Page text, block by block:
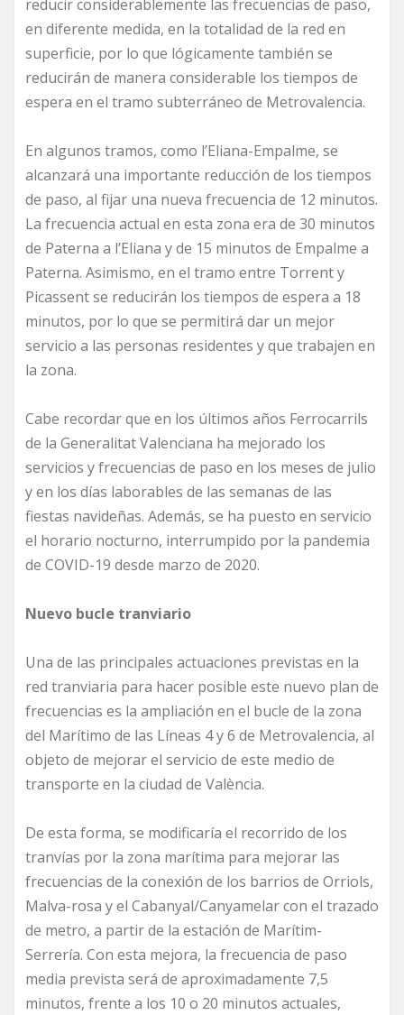
reducir considerablemente las frecuencias de paso,
en diferente medida, en la totalidad de la red en
superficie, por lo que lógicamente también se
reducirán de manera considerable los tiempos de
espera en el tramo subterráneo de Metrovalencia.
En algunos tramos, como l’Eliana-Empalme, se
alcanzará una importante reducción de los tiempos
de paso, al fijar una nueva frecuencia de 12 minutos.
La frecuencia actual en esta zona era de 30 minutos
de Paterna a l’Eliana y de 15 minutos de Empalme a
Paterna. Asimismo, en el tramo entre Torrent y
Picassent se reducirán los tiempos de espera a 18
minutos, por lo que se permitirá dar un mejor
servicio a las personas residentes y que trabajen en
la zona.
Cabe recordar que en los últimos años Ferrocarrils
de la Generalitat Valenciana ha mejorado los
servicios y frecuencias de paso en los meses de julio
y en los días laborables de las semanas de las
fiestas navideñas. Además, se ha puesto en servicio
el horario nocturno, interrumpido por la pandemia
de COVID-19 desde marzo de 2020.
Nuevo bucle tranviario
Una de las principales actuaciones previstas en la
red tranviaria para hacer posible este nuevo plan de
frecuencias es la ampliación en el bucle de la zona
del Marítimo de las Líneas 4 y 6 de Metrovalencia, al
objeto de mejorar el servicio de este medio de
transporte en la ciudad de València.
De esta forma, se modificaría el recorrido de los
tranvías por la zona marítima para mejorar las
frecuencias de la conexión de los barrios de Orriols,
Malva-rosa y el Cabanyal/Canyamelar con el trazado
de metro, a partir de la estación de Marítim-
Serrería. Con esta mejora, la frecuencia de paso
media prevista será de aproximadamente 7,5
minutos, frente a los 10 o 20 minutos actuales,